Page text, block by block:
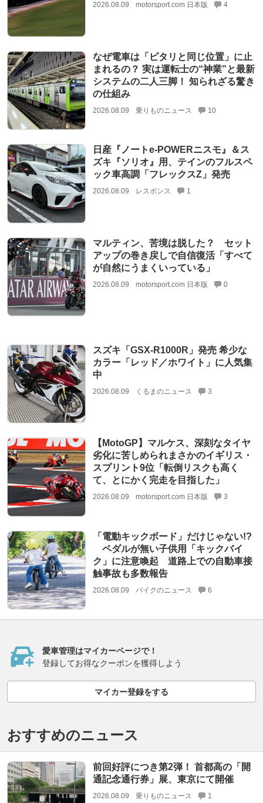
2026.08.09 motorsport.com 日本版 4
なぜ電車は「ピタリと同じ位置」に止
まれるの？ 実は運転士の“神業”と最新
システムの二人三脚！ 知られざる驚き
の仕組み
2026.08.09 乗りものニュース 10
日産『ノートe-POWERニスモ』＆ス
ズキ『ソリオ』用、テインのフルスペ
ック車高調「フレックスZ」発売
2026.08.09 レスポンス 1
マルティン、苦境は脱した？ セット
アップの巻き戻しで自信復活「すべて
が自然にうまくいっている」
2026.08.09 motorsport.com 日本版 0
スズキ「GSX-R1000R」発売 希少な
カラー「レッド／ホワイト」に人気集
中
2026.08.09 くるまのニュース 3
【MotoGP】マルケス、深刻なタイヤ
劣化に苦しめられまさかのイギリス・
スプリント9位「転倒リスクも高く
て、とにかく完走を目指した」
2026.08.09 motorsport.com 日本版 3
「電動キックボード」だけじゃない!?
ペダルが無い子供用「キックバイ
ク」に注意喚起 道路上での自動車接
触事故も多数報告
2026.08.09 バイクのニュース 6
愛車管理はマイカーページで！
登録してお得なクーポンを獲得しよう
マイカー登録をする
おすすめのニュース
前回好評につき第2弾！ 首都高の「開
通記念通行券」展、東京にて開催
2026.08.09 乗りものニュース 1